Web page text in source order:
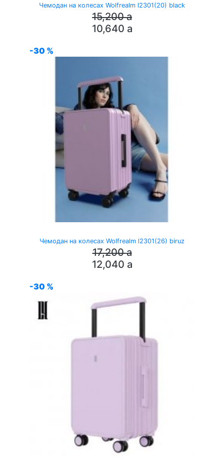
Чемодан на колесах Wolfrealm l2301(20) black
15,200a
10,640 a
-30 %
Чемодан на колесах Wolfrealm l2301(26) biruz
17,200a
12,040 a
-30 %